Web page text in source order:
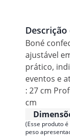
Boné
ajustável
prático,
eventos e
: 27 cm
cm
(Esse produto
peso